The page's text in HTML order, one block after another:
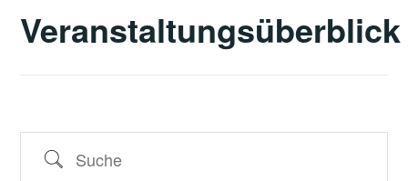
Veranstaltungsüberblick
Suche